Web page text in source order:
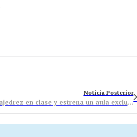
Noticia Posterior
El colegio Virgen de la Peña de Bembibre mantiene por noveno año el ajedrez en clase y estrena un aula exclusiva con ajedrez gigante